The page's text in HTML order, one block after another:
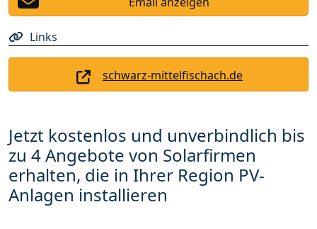
Links
schwarz-mittelfischach.de
Jetzt kostenlos und unverbindlich bis
zu 4 Angebote von Solarfirmen
erhalten, die in Ihrer Region PV-
Anlagen installieren